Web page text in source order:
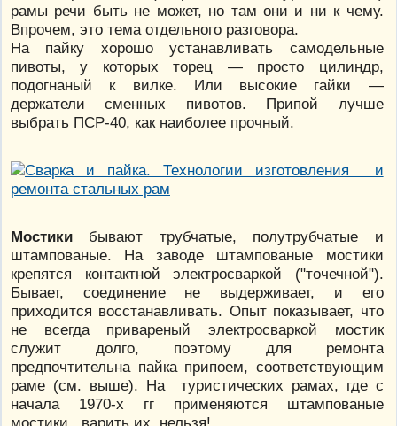
рамы речи быть не может, но там они и ни к чему.
Впрочем, это тема отдельного разговора.
На пайку хорошо устанавливать самодельные
пивоты, у которых торец — просто цилиндр,
подогнаный к вилке. Или высокие гайки —
держатели сменных пивотов. Припой лучше
выбрать ПСР-40, как наиболее прочный.
Мостики бывают трубчатые, полутрубчатые и
штампованые. На заводе штампованые мостики
крепятся контактной электросваркой ("точечной").
Бывает, соединение не выдерживает, и его
приходится восстанавливать. Опыт показывает, что
не всегда привареный электросваркой мостик
служит долго, поэтому для ремонта
предпочтительна пайка припоем, соответствующим
раме (см. выше). На туристических рамах, где с
начала 1970-х гг применяются штампованые
мостики, варить их нельзя!